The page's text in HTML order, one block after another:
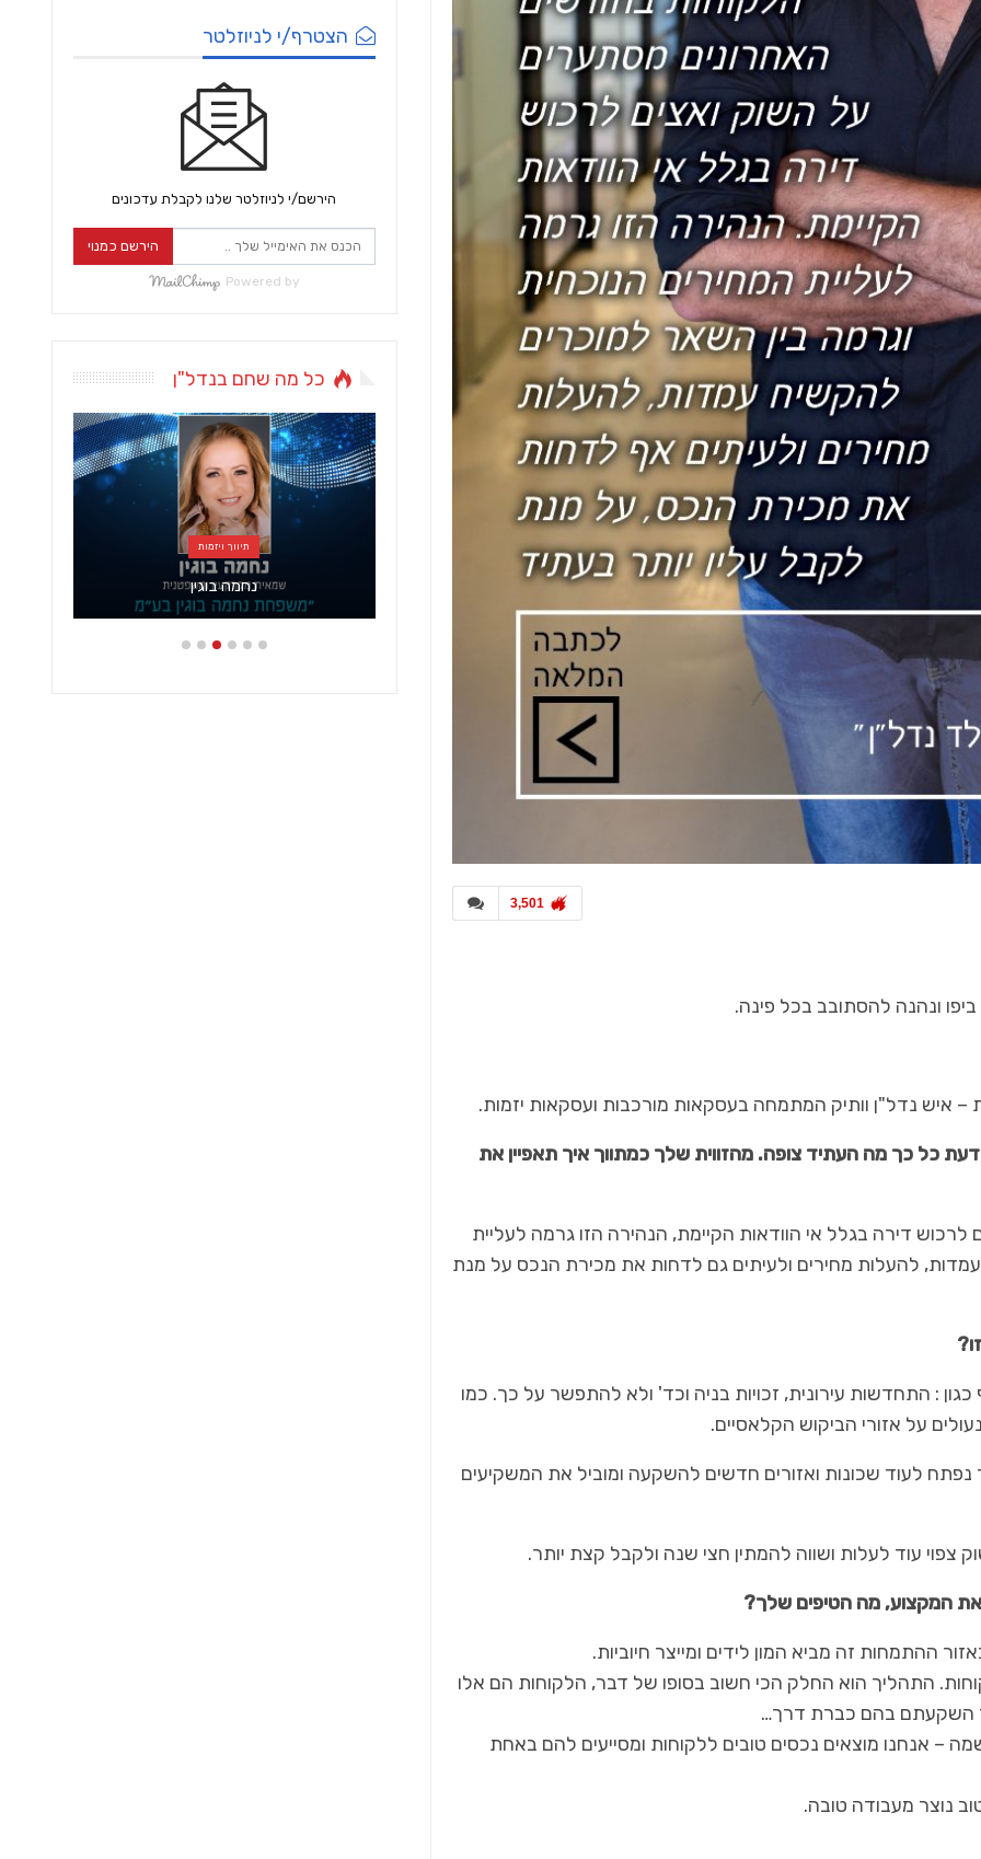
3,501
ונהנה להסתובב בכל פינה.
איש נדל"ן וותיק המתמחה בעסקאות מורכבות ועסקאות יזמות.
כל כך מה העתיד צופה. מהזווית שלך כמתווך איך תאפיין את
דירה בגלל אי הוודאות הקיימת, הנהירה הזו גרמה לעליית
להעלות מחירים ולעיתים גם לדחות את מכירת הנכס על מנת
: התחדשות עירונית, זכויות בניה וכד' ולא להתפשר על כך. כמו
על אזורי הביקוש הקלאסיים.
נפתח לעוד שכונות ואזורים חדשים להשקעה ומוביל את המשקיעים
צפוי עוד לעלות ושווה להמתין חצי שנה ולקבל קצת יותר.
את המקצוע, מה הטיפים שלך?
ההתמחות זה מביא המון לידים ומייצר חיוביות.
התהליך הוא החלק הכי חשוב בסופו של דבר, הלקוחות הם אלו
השקעתם בהם כברת דרך…
– אנחנו מוצאים נכסים טובים ללקוחות ומסייעים להם באחת
נוצר מעבודה טובה.
הצטרף/י לניוזלטר
הירשם/י לניוזלטר שלנו לקבלת עדכונים
הירשם כמנוי
Powered by
כל מה שחם בנדל"ן
אדריכלות ועיצוב
מטבחי סמל ממשיכה לטפח את
קהילת האדריכלים והמעצבים…
כללי
החבילה השלמה
תיווך ויזמות
נחמה בוגין